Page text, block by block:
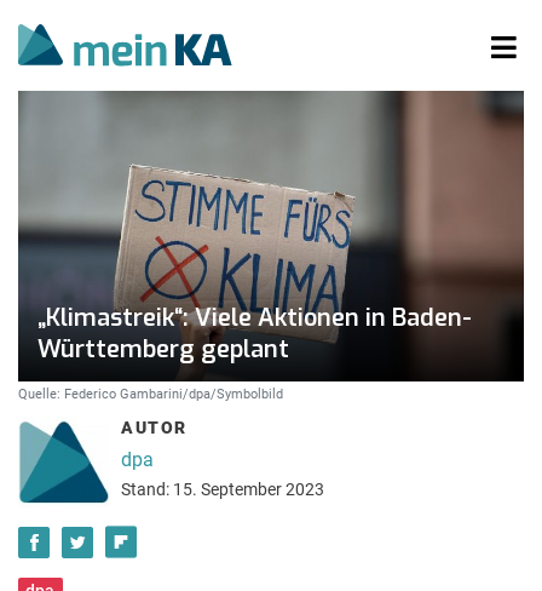
„Klimastreik“: Viele Aktionen in Baden-
Württemberg geplant
Quelle: Federico Gambarini/dpa/Symbolbild
AUTOR
dpa
Stand: 15. September 2023